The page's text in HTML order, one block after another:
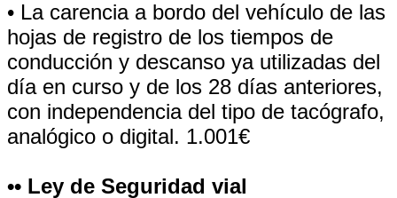
• La carencia a bordo del vehículo de las
hojas de registro de los tiempos de
conducción y descanso ya utilizadas del
día en curso y de los 28 días anteriores,
con independencia del tipo de tacógrafo,
analógico o digital. 1.001€
•• Ley de Seguridad vial